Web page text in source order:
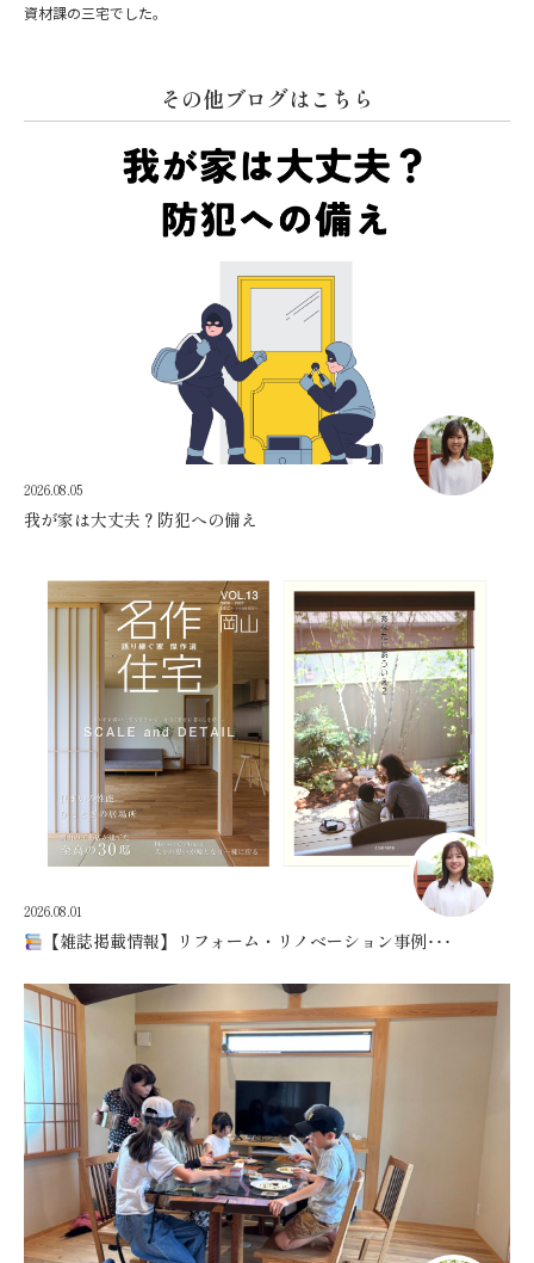
資材課の三宅でした。
その他ブログはこちら
2026.08.05
我が家は大丈夫？防犯への備え
2026.08.01
【雑誌掲載情報】リフォーム・リノベーション事例･･･